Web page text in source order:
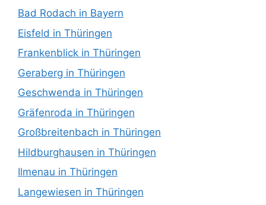
Bad Rodach in Bayern
Eisfeld in Thüringen
Frankenblick in Thüringen
Geraberg in Thüringen
Geschwenda in Thüringen
Gräfenroda in Thüringen
Großbreitenbach in Thüringen
Hildburghausen in Thüringen
Ilmenau in Thüringen
Langewiesen in Thüringen